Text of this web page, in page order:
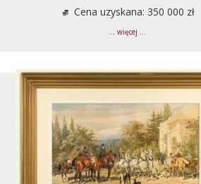
Cena uzyskana: 350 000 zł
... więcej ...